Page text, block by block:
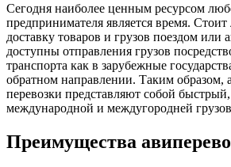
Сегодня наиболее ценным ресурсом
предпринимателя является время. Стоит
доставку товаров и грузов поездом или
доступны отправления грузов
транспорта как в зарубежные
обратном направлении. Таким образом,
перевозки представляют собой
международной и междугородней
Преимущества